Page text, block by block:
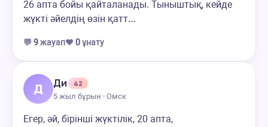
26 апта бойы қайталанады. Тыныштық, кейде
жүкті әйелдің өзін қатт…
💬 9жауап❤️ 0ұнату
Д Ди
42
5 жыл бұрын · Омск
Егер, әй, бірінші жүктілік, 20 апта,